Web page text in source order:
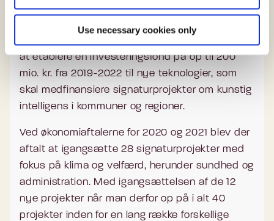
Use necessary cookies only
I forbindelse med økonomiaftalerne for
at etablere en investeringsfond på op til 200
mio. kr. fra 2019-2022 til nye teknologier, som
skal medfinansiere signaturprojekter om kunstig
intelligens i kommuner og regioner.
Ved økonomiaftalerne for 2020 og 2021 blev der
aftalt at igangsætte 28 signaturprojekter med
fokus på klima og velfærd, herunder sundhed og
administration. Med igangsættelsen af de 12
nye projekter når man derfor op på i alt 40
projekter inden for en lang række forskellige